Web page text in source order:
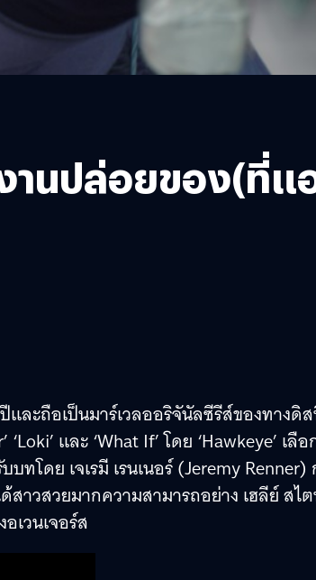
านปล่อยของ(ที่แ
และถือเป็นมาร์เวลออริจันัลซีรีส์ของทางดิ
และ ‘What If’ โดย ‘Hawkeye’ เลื
โดย เจเรมี เรนเนอร์ (Jeremy
าวสวยมากความสามารถอย่าง เฮลีย์ สไ
เวนเจอร์ส